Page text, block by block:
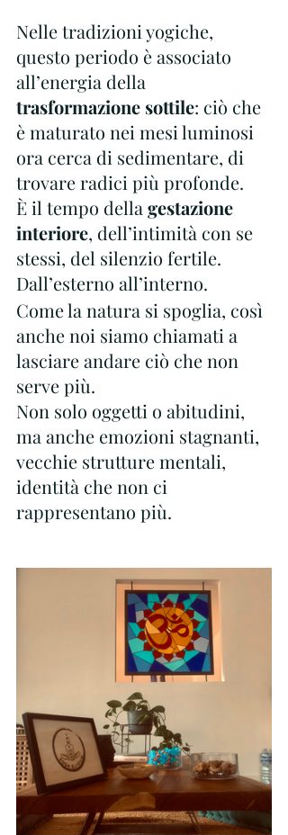
Nelle tradizioni yogiche,
questo periodo è associato
all’energia della
trasformazione sottile: ciò che
è maturato nei mesi luminosi
ora cerca di sedimentare, di
trovare radici più profonde.
È il tempo della gestazione
interiore, dell’intimità con se
stessi, del silenzio fertile.
Dall’esterno all’interno.
Come la natura si spoglia, così
anche noi siamo chiamati a
lasciare andare ciò che non
serve più.
Non solo oggetti o abitudini,
ma anche emozioni stagnanti,
vecchie strutture mentali,
identità che non ci
rappresentano più.